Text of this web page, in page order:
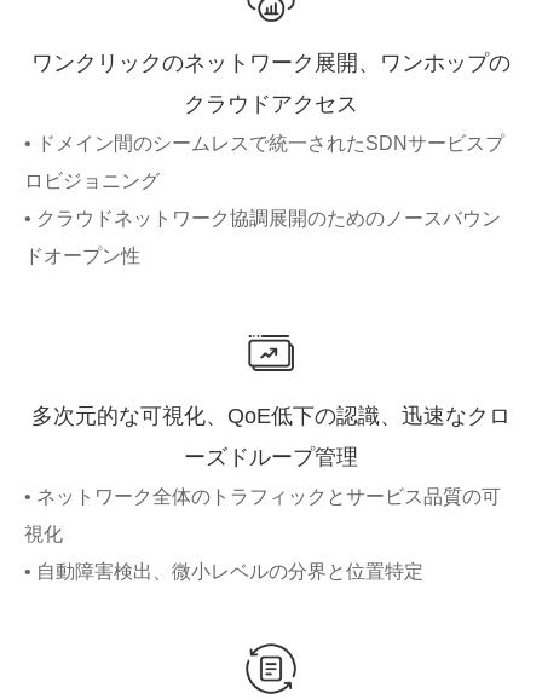
ワンクリックのネットワーク展開、ワンホップの
クラウドアクセス
• ドメイン間のシームレスで統一されたSDNサービスプ
ロビジョニング
• クラウドネットワーク協調展開のためのノースバウン
ドオープン性
多次元的な可視化、QoE低下の認識、迅速なクロ
ーズドループ管理
• ネットワーク全体のトラフィックとサービス品質の可
視化
• 自動障害検出、微小レベルの分界と位置特定